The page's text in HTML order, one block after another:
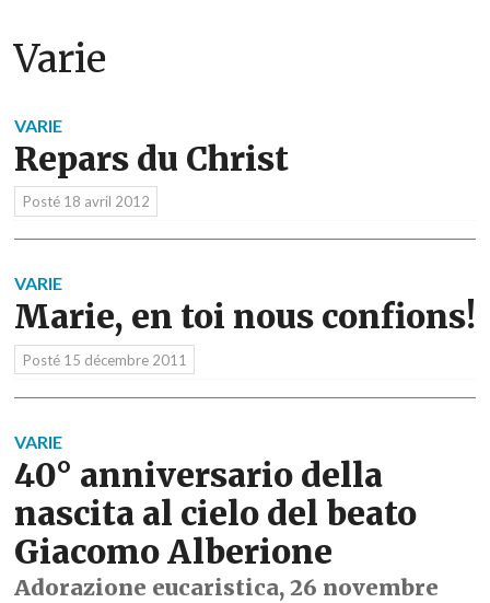
Où sommes-nous
Ressources
Media
Varie
VARIE
Repars du Christ
Posté 18 avril 2012
VARIE
Marie, en toi nous confions!
Posté 15 décembre 2011
VARIE
40° anniversario della
nascita al cielo del beato
Giacomo Alberione
Adorazione eucaristica, 26 novembre